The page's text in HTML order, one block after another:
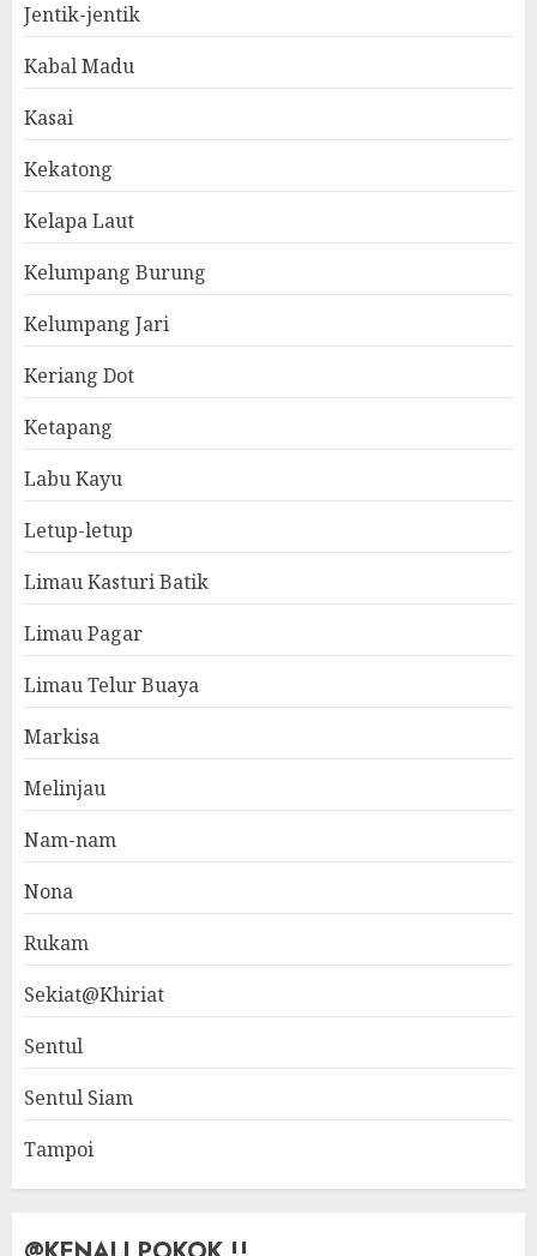
Jentik-jentik
Kabal Madu
Kasai
Kekatong
Kelapa Laut
Kelumpang Burung
Kelumpang Jari
Keriang Dot
Ketapang
Labu Kayu
Letup-letup
Limau Kasturi Batik
Limau Pagar
Limau Telur Buaya
Markisa
Melinjau
Nam-nam
Nona
Rukam
Sekiat@Khiriat
Sentul
Sentul Siam
Tampoi